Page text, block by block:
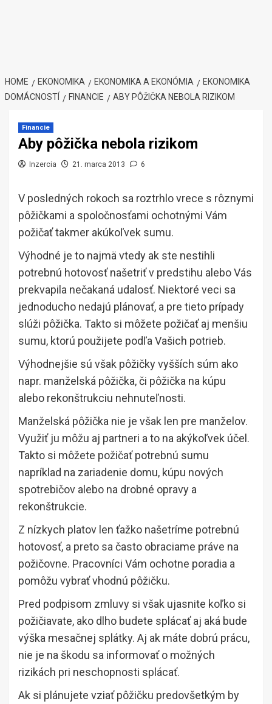
HOME EKONOMIKA EKONOMIKA A EKONÓMIA
EKONOMIKA
DOMÁCNOSTÍ
FINANCIE ABY PÔŽIČKA NEBOLA RIZIKOM
Financie
Aby pôžička nebola rizikom
Inzercia 21. marca 2013 6
V posledných rokoch sa roztrhlo vrece s rôznymi
pôžičkami a spoločnosťami ochotnými Vám
požičať takmer akúkoľvek sumu.
Výhodné je to najmä vtedy ak ste nestihli
potrebnú hotovosť našetriť v predstihu alebo Vás
prekvapila nečakaná udalosť. Niektoré veci sa
jednoducho nedajú plánovať, a pre tieto prípady
slúži pôžička. Takto si môžete požičať aj menšiu
sumu, ktorú použijete podľa Vašich potrieb.
Výhodnejšie sú však pôžičky vyšších súm ako
napr. manželská pôžička, či pôžička na kúpu
alebo rekonštrukciu nehnuteľnosti.
Manželská pôžička nie je však len pre manželov.
Využiť ju môžu aj partneri a to na akýkoľvek účel.
Takto si môžete požičať potrebnú sumu
napríklad na zariadenie domu, kúpu nových
spotrebičov alebo na drobné opravy a
rekonštrukcie.
Z nízkych platov len ťažko našetríme potrebnú
hotovosť, a preto sa často obraciame práve na
požičovne. Pracovníci Vám ochotne poradia a
pomôžu vybrať vhodnú pôžičku.
Pred podpisom zmluvy si však ujasnite koľko si
požičiavate, ako dlho budete splácať aj aká bude
výška mesačnej splátky. Aj ak máte dobrú prácu,
nie je na škodu sa informovať o možných
rizikách pri neschopnosti splácať.
Ak si plánujete vziať pôžičku predovšetkým by